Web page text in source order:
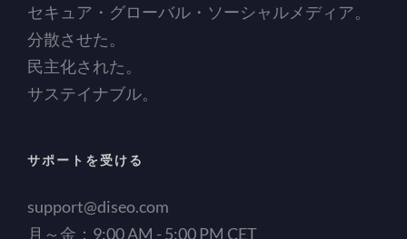
セキュア・グローバル・ソーシャルメディア。
分散させた。
民主化された。
サステイナブル。
サポートを受ける
support@diseo.com
月～金：9:00 AM - 5:00 PM CET